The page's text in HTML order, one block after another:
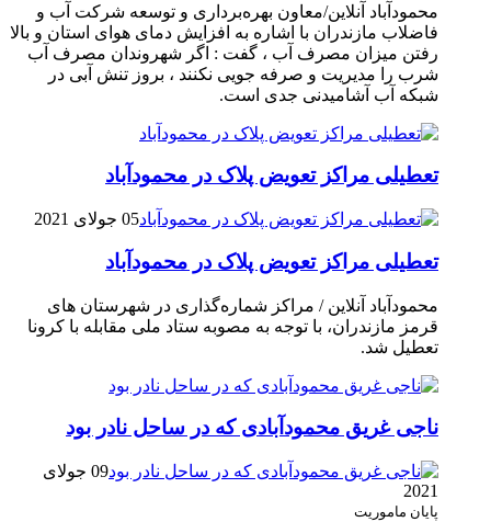
محمودآباد آنلاین/معاون بهره‌برداری و توسعه شرکت آب و
فاضلاب مازندران با اشاره به افزایش دمای هوای استان و بالا
رفتن میزان مصرف آب ، گفت : اگر شهروندان مصرف آب
شرب را مدیریت و صرفه جویی نکنند ، بروز تنش آبی در
شبکه آب آشامیدنی جدی است.
تعطیلی مراکز تعویض پلاک در محمودآباد
05 جولای 2021
تعطیلی مراکز تعویض پلاک در محمودآباد
محمودآباد آنلاین / مراکز شماره‌گذاری در شهر‌ستان های
قرمز مازندران، با توجه به مصوبه ستاد ملی مقابله با کرونا
تعطیل شد.
ناجی غریق محمودآبادی که در ساحل نادر بود
09 جولای
2021
پایان ماموریت